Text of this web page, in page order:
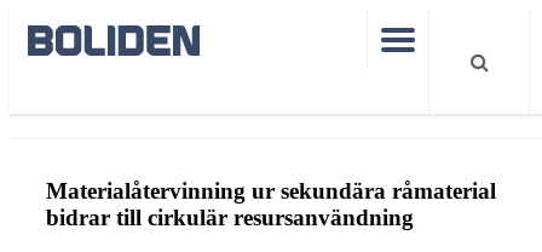
Materialåtervinning ur sekundära råmaterial
bidrar till cirkulär resursanvändning